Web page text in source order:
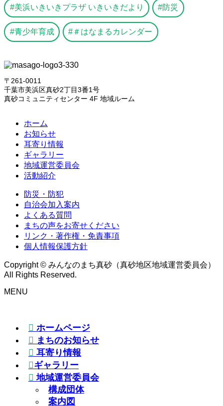
美浜いきいきプラザ いきいきだより 防災
青少年育成 ＃はなまるカレンダー
〒261-0011
千葉市美浜区真砂2丁目3番1号
真砂コミュニティセンター 4F 地域ルーム
ホーム
お知らせ
耳寄り情報
ギャラリー
地域運営委員会
活動紹介
防災・防犯
自治会加入案内
よくある質問
まちの声をお寄せください
リンク・著作権・免責事項
個人情報保護方針
Copyright © みんなのまち真砂（真砂地区地域運営委員会）
All Rights Reserved.
MENU
ホームページ
まちのお知らせ
耳寄り情報
ギャラリー
地域運営委員会
構成団体
案内図